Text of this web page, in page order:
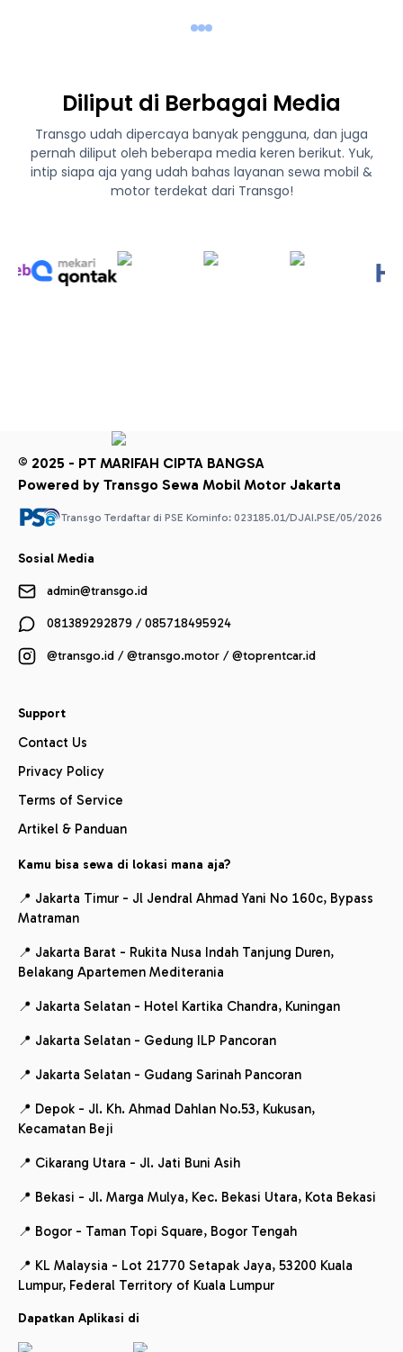
Diliput di Berbagai Media
Transgo udah dipercaya banyak pengguna, dan juga
pernah diliput oleh beberapa media keren berikut. Yuk,
intip siapa aja yang udah bahas layanan sewa mobil &
motor terdekat dari Transgo!
© 2025 - PT MARIFAH CIPTA BANGSA
Powered by Transgo Sewa Mobil Motor Jakarta
Transgo Terdaftar di PSE Kominfo: 023185.01/DJAI.PSE/05/2026
Sosial Media
admin@transgo.id
081389292879 / 085718495924
@transgo.id / @transgo.motor / @toprentcar.id
Support
Contact Us
Privacy Policy
Terms of Service
Artikel & Panduan
Kamu bisa sewa di lokasi mana aja?
📍 Jakarta Timur - Jl Jendral Ahmad Yani No 160c, Bypass
Matraman
📍 Jakarta Barat - Rukita Nusa Indah Tanjung Duren,
Belakang Apartemen Mediterania
📍 Jakarta Selatan - Hotel Kartika Chandra, Kuningan
📍 Jakarta Selatan - Gedung ILP Pancoran
📍 Jakarta Selatan - Gudang Sarinah Pancoran
📍 Depok - Jl. Kh. Ahmad Dahlan No.53, Kukusan,
Kecamatan Beji
📍 Cikarang Utara - Jl. Jati Buni Asih
📍 Bekasi - Jl. Marga Mulya, Kec. Bekasi Utara, Kota Bekasi
📍 Bogor - Taman Topi Square, Bogor Tengah
📍 KL Malaysia - Lot 21770 Setapak Jaya, 53200 Kuala
Lumpur, Federal Territory of Kuala Lumpur
Dapatkan Aplikasi di